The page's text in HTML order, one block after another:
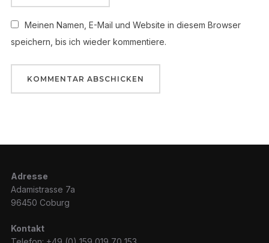
Meinen Namen, E-Mail und Website in diesem Browser
speichern, bis ich wieder kommentiere.
Adresse
Adamistrasse 7a
96450 Coburg
Kontakt